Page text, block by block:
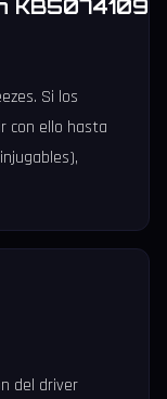
KB5074109
Si los
con ello hasta
del driver